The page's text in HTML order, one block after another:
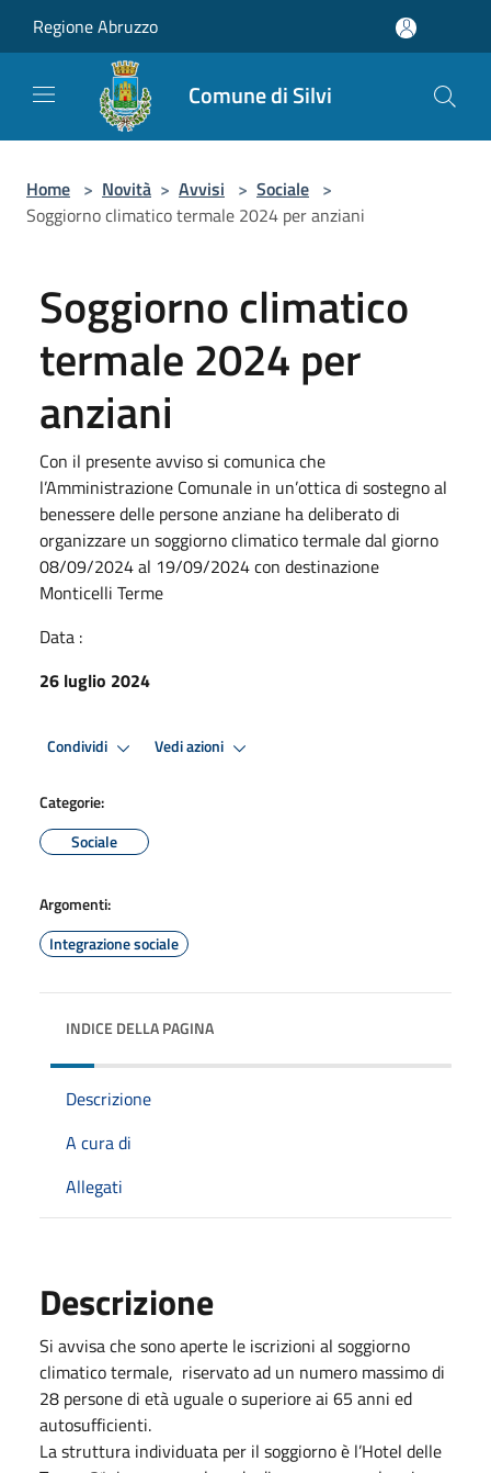
Regione Abruzzo
Comune di Silvi
Home > Novità > Avvisi > Sociale >
Soggiorno climatico termale 2024 per anziani
Soggiorno climatico
termale 2024 per
anziani
Con il presente avviso si comunica che
l’Amministrazione Comunale in un’ottica di sostegno al
benessere delle persone anziane ha deliberato di
organizzare un soggiorno climatico termale dal giorno
08/09/2024 al 19/09/2024 con destinazione
Monticelli Terme
Data :
26 luglio 2024
Condividi Vedi azioni
Categorie:
Sociale
Argomenti:
Integrazione sociale
INDICE DELLA PAGINA
Descrizione
A cura di
Allegati
Descrizione
Si avvisa che sono aperte le iscrizioni al soggiorno
climatico termale, riservato ad un numero massimo di
28 persone di età uguale o superiore ai 65 anni ed
autosufficienti.
La struttura individuata per il soggiorno è l’Hotel delle